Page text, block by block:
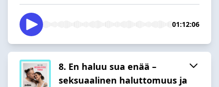
01:12:06
8. En haluu sua enää –
seksuaalinen haluttomuus ja